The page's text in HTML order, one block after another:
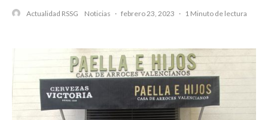
Actualidad RSSG Noticias · febrero 23, 2023 · 1 Minuto de lectura